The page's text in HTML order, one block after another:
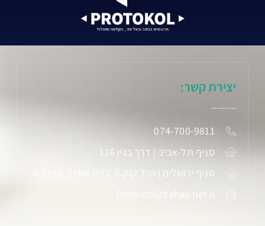
יצירת קשר:
074-700-9811
סניף תל-אביב | דרך בגין 116
סניף ירושלים | הרב קוק 8, בניין אשדר, קומה 4
Protocol@zahav.net.il